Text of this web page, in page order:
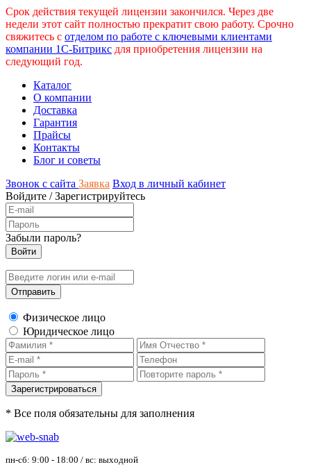
Срок действия текущей лицензии закончился. Через две
недели этот сайт полностью прекратит свою работу. Срочно
свяжитесь с отделом по работе с ключевыми клиентами
компании 1С-Битрикс для приобретения лицензии на
следующий год.
Каталог
О компании
Доставка
Гарантия
Прайсы
Контакты
Блог и советы
Звонок с сайта Заявка Вход в личный кабинет
Войдите /Зарегистрируйтесь
Забыли пароль?
Физическое лицо
Юридическое лицо
* Все поля обязательны для заполнения
пн-сб: 9:00 - 18:00 / вс: выходной